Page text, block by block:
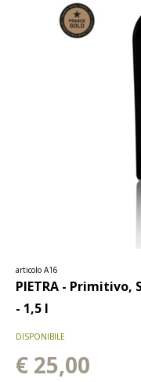
articolo A16
PIETRA - Primitivo,
- 1,5 l
DISPONIBILE
€ 25,00